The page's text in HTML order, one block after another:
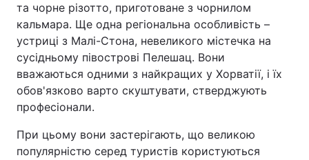
та чорне різотто, приготоване з чорнилом
кальмара. Ще одна регіональна особливість –
устриці з Малі-Стона, невеликого містечка на
сусідньому півострові Пелешац. Вони
вважаються одними з найкращих у Хорватії, і їх
обов'язково варто скуштувати, стверджують
професіонали.
При цьому вони застерігають, що великою
популярністю серед туристів користуються